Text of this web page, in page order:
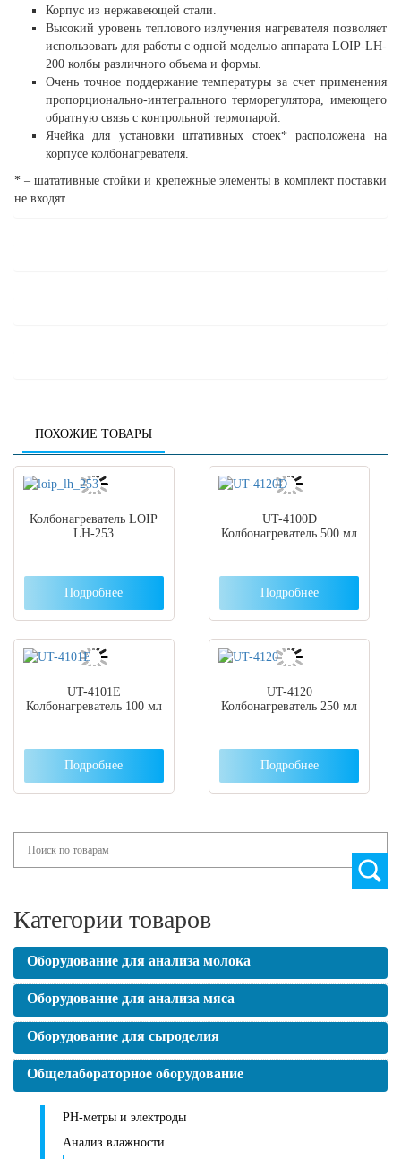
Корпус из нержавеющей стали.
Высокий уровень теплового излучения нагревателя позволяет
использовать для работы с одной моделью аппарата LOIP-LH-
200 колбы различного объема и формы.
Очень точное поддержание температуры за счет применения
пропорционально-интегрального терморегулятора, имеющего
обратную связь с контрольной термопарой.
Ячейка для установки штативных стоек* расположена на
корпусе колбонагревателя.
* – шатативные стойки и крепежные элементы в комплект поставки
не входят.
ПОХОЖИЕ ТОВАРЫ
Колбонагреватель LOIP
LH-253
Подробнее
UT-4100D
Колбонагреватель 500 мл
Подробнее
UT-4101E
Колбонагреватель 100 мл
Подробнее
UT-4120
Колбонагреватель 250 мл
Подробнее
Категории товаров
Оборудование для анализа молока
Оборудование для анализа мяса
Оборудование для сыроделия
Общелабораторное оборудование
PH-метры и электроды
Анализ влажности